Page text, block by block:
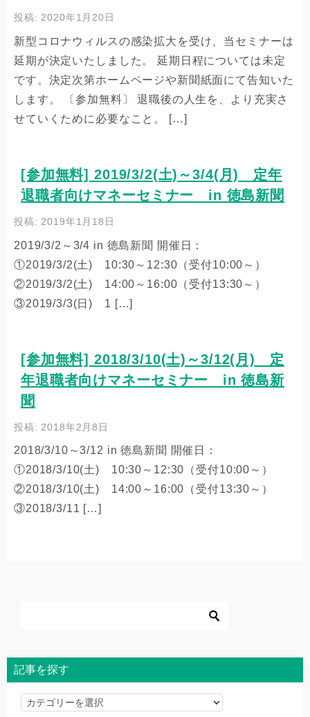
投稿: 2020年1月20日
新型コロナウィルスの感染拡大を受け、当セミナーは
延期が決定いたしました。 延期日程については未定
です。決定次第ホームページや新聞紙面にて告知いた
します。 〔参加無料〕 退職後の人生を、より充実さ
せていくために必要なこと。 […]
[参加無料] 2019/3/2(土)～3/4(月) 定年
退職者向けマネーセミナー in 徳島新聞
投稿: 2019年1月18日
2019/3/2～3/4 in 徳島新聞 開催日：
①2019/3/2(土) 10:30～12:30（受付10:00～）
②2019/3/2(土) 14:00～16:00（受付13:30～）
③2019/3/3(日) 1 […]
[参加無料] 2018/3/10(土)～3/12(月) 定
年退職者向けマネーセミナー in 徳島新
聞
投稿: 2018年2月8日
2018/3/10～3/12 in 徳島新聞 開催日：
①2018/3/10(土) 10:30～12:30（受付10:00～）
②2018/3/10(土) 14:00～16:00（受付13:30～）
③2018/3/11 […]
記事を探す
記